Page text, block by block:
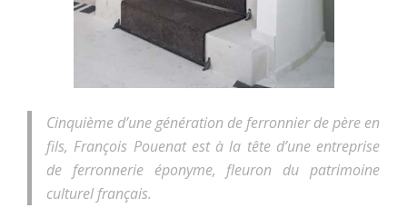
Cinquième d’une génération de ferronnier de père en
fils, François Pouenat est à la tête d’une entreprise
de ferronnerie éponyme, fleuron du patrimoine
culturel français.